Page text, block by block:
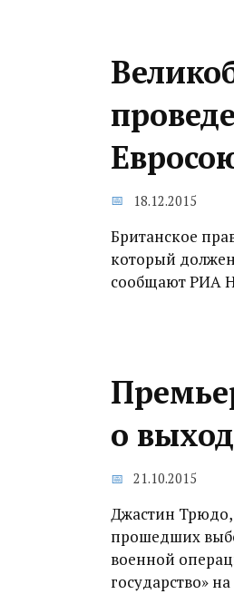
18.12.2015
Британское
который
сообщают РИА
о
21.10.2015
Джастин
прошедших
военной
государство»